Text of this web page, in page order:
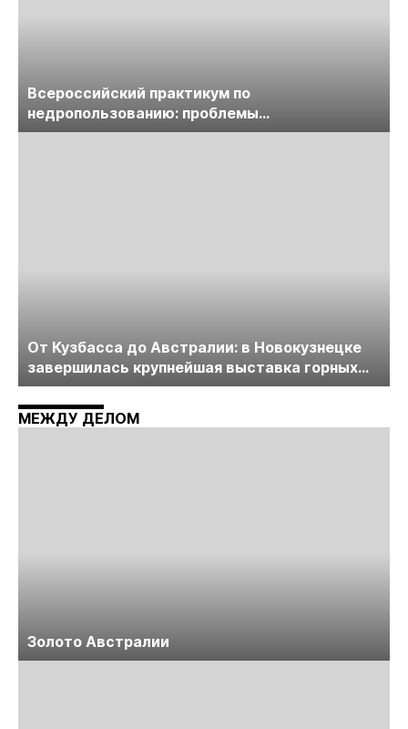
Всероссийский практикум по
недропользованию: проблемы
лицензирования, цифровизации, экспертизы
От Кузбасса до Австралии: в Новокузнецке
завершилась крупнейшая выставка горных
технологий «Недра России. Уголь России и
Майнинг»
МЕЖДУ ДЕЛОМ
Золото Австралии